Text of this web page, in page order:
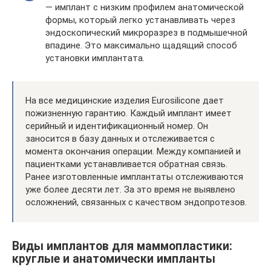
— имплант с низким профилем анатомической
формы, который легко устанавливать через
эндоскопический микроразрез в подмышечной
впадине. Это максимально щадящий способ
установки имплантата.
На все медицинские изделия Eurosilicone дает
пожизненную гарантию. Каждый имплант имеет
серийный и идентификационный номер. Он
заносится в базу данных и отслеживается с
момента окончания операции. Между компанией и
пациентками устанавливается обратная связь.
Ранее изготовленные имплантаты отслеживаются
уже более десяти лет. За это время не выявлено
осложнений, связанных с качеством эндопротезов.
Виды имплантов для маммопластики:
круглые и анатомически импланты